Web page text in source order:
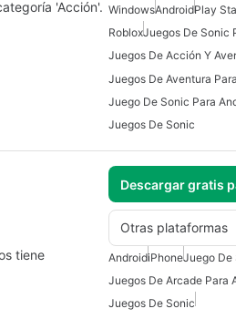
'Acción'. WindowsAndroidPlay
RobloxJuegos De Sonic
Juegos De Acción Y
Juegos De Aventura
Juego De Sonic Para
Juegos De Sonic
Descargar gratis
Otras plataformas
tiene
AndroidiPhoneJuego De
Juegos De Arcade Para
Juegos De Sonic